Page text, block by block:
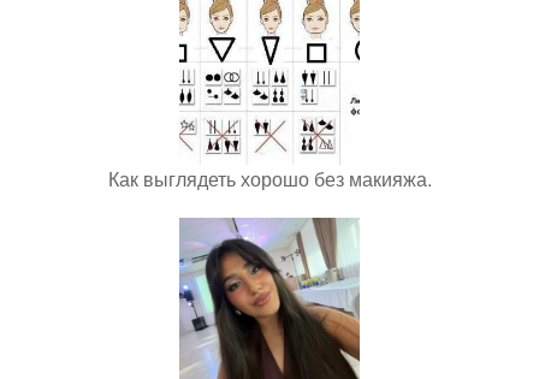
Как выглядеть хорошо без макияжа.